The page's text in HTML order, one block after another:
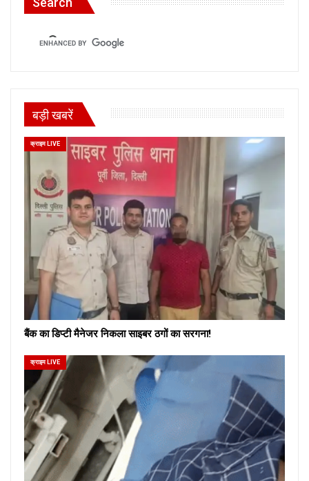
बड़ी खबरें
क्राइम LIVE
बैंक का डिप्टी मैनेजर निकला साइबर ठगों का सरगना!
क्राइम LIVE